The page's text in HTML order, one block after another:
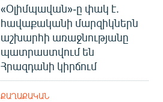
«Օլիմպավան»-ը փակ է.
հավաքականի մարզիկներն
աշխարհի առաջնությանը
պատրաստվում են
Հրազդանի կիրճում
ՔԱՂԱՔԱԿԱՆ